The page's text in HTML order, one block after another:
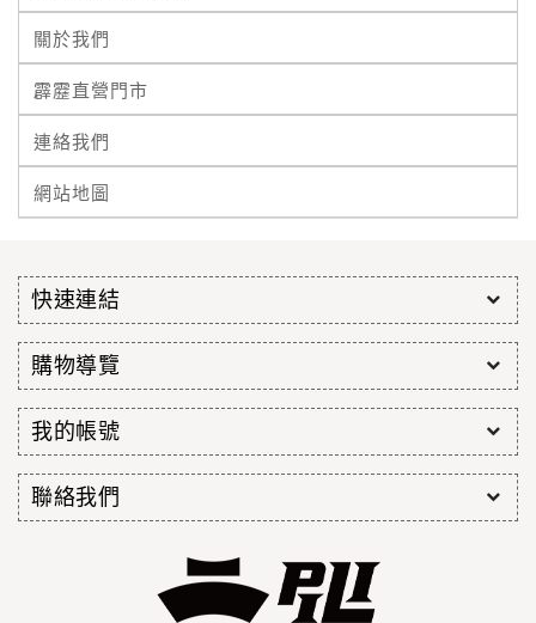
關於我們
霹靂直營門市
連絡我們
網站地圖
快速連結
購物導覽
我的帳號
聯絡我們